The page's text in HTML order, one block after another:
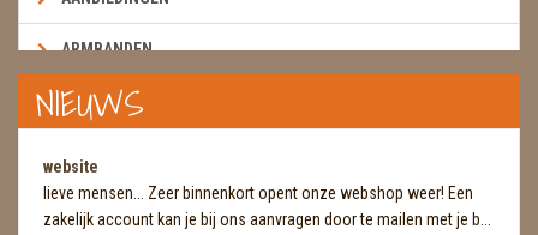
ARMBANDEN
BOEKEN & KAARTEN E.A.R.T.H.
BROEKZAKSTENEN
NIEUWS
website
lieve mensen... Zeer binnenkort opent onze webshop weer! Een
zakelijk account kan je bij ons aanvragen door te mailen met je b...